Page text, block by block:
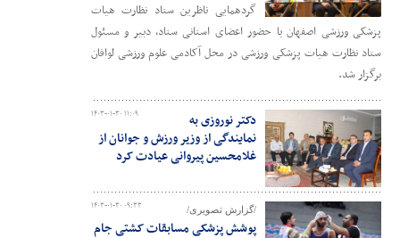
گردهمایی ناظرین ستاد نظارت هیات
پزشکی ورزشی اصفهان با حضور اعضای استانی ستاد، دبیر و مسئول
ستاد نظارت هیات پزشکی ورزشی در محل آکادمی علوم ورزشی لوافان
برگزار شد.
۱۴۰۳-۰۱-۳۰ ۱۱:۰۹
دکتر نوروزی به
نمایندگی از وزیر ورزش و جوانان از
غلامحسین پیروانی عیادت کرد
۱۴۰۳-۰۱-۳۰ ۰۹:۳۳ /گزارش تصویری/
پوشش پزشکی مسابقات کشتی جام